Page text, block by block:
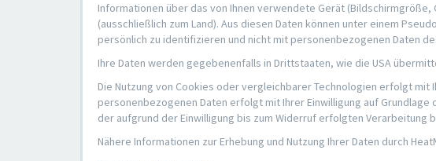
Informationen über das von Ihnen verwendete Gerät
(ausschließlich zum Land). Aus diesen Daten können unter einem
persönlich zu identifizieren und nicht mit personenbezogenen Daten
Ihre Daten werden gegebenenfalls in Drittstaaten, wie die USA
Die Nutzung von Cookies oder vergleichbarer Technologien erfolgt mit
personenbezogenen Daten erfolgt mit Ihrer Einwilligung auf
der aufgrund der Einwilligung bis zum Widerruf erfolgten Verarbeitung
Nähere Informationen zur Erhebung und Nutzung Ihrer Daten durch